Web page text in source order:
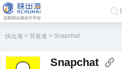
快出海 > 开发者 > Snapchat
Snapchat